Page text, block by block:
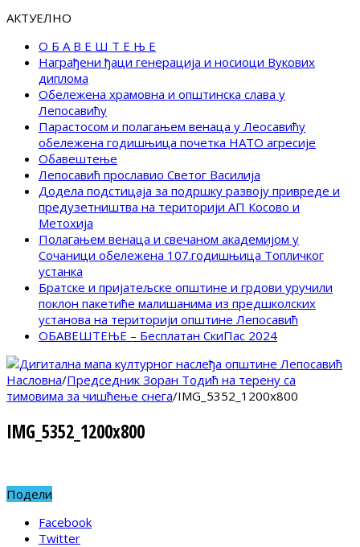
АКТУЕЛНО
О Б А В Е Ш Т Е Њ Е
Награђени ђаци генерација и носиоци Вукових
диплома
Обележена храмовна и општинска слава у
Лепосавићу
Парастосом и полагањем венаца у Леосавићу
обележена годишњица почетка НАТО агресије
Обавештење
Лепосавић прославио Светог Василија
Додела подстицаја за подршку развоју привреде и
предузетништва на територији АП Косово и
Метохија
Полагањем венаца и свечаном академијом у
Сочаници обележена 107.годишњица Топличког
устанка
Братске и пријатељске општине и грдови уручили
поклон пакетиће малишанима из предшколских
установа на територији општине Лепосавић
ОБАВЕШТЕЊЕ – Бесплатан СкиПас 2024
Насловна/Председник Зоран Тодић на терену са
тимовима за чишћење снега/IMG_5352_1200x800
IMG_5352_1200x800
Подели
Facebook
Twitter